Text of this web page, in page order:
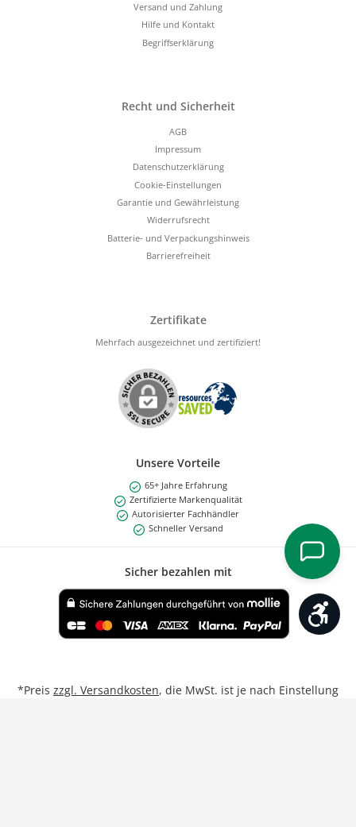
Versand und Zahlung
Hilfe und Kontakt
Begriffserklärung
Recht und Sicherheit
AGB
Impressum
Datenschutzerklärung
Cookie-Einstellungen
Garantie und Gewährleistung
Widerrufsrecht
Batterie- und Verpackungshinweis
Barrierefreiheit
Zertifikate
Mehrfach ausgezeichnet und zertifiziert!
Unsere Vorteile
65+ Jahre Erfahrung
Zertifizierte Markenqualität
Autorisierter Fachhändler
Schneller Versand
Sicher bezahlen mit
*Preis zzgl. Versandkosten, die MwSt. ist je nach Einstellung